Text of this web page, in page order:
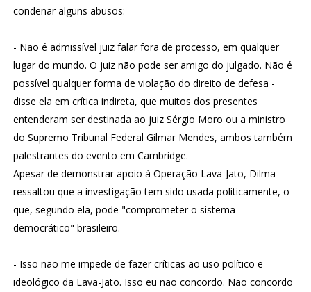
condenar alguns abusos:
- Não é admissível juiz falar fora de processo, em qualquer
lugar do mundo. O juiz não pode ser amigo do julgado. Não é
possível qualquer forma de violação do direito de defesa -
disse ela em crítica indireta, que muitos dos presentes
entenderam ser destinada ao juiz Sérgio Moro ou a ministro
do Supremo Tribunal Federal Gilmar Mendes, ambos também
palestrantes do evento em Cambridge.
Apesar de demonstrar apoio à Operação Lava-Jato, Dilma
ressaltou que a investigação tem sido usada politicamente, o
que, segundo ela, pode "comprometer o sistema
democrático" brasileiro.
- Isso não me impede de fazer críticas ao uso político e
ideológico da Lava-Jato. Isso eu não concordo. Não concordo